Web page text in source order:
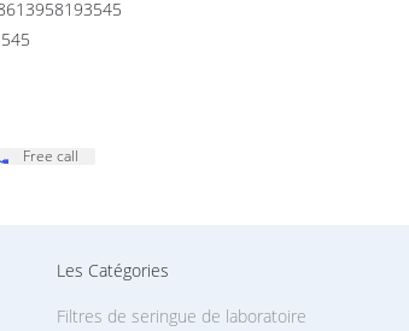
Free call
Les Catégories
Filtres de seringue de laboratoire